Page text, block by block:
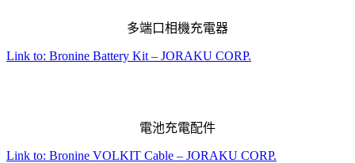
多端口相機充電器
Link to: Bronine Battery Kit – JORAKU CORP.
電池充電配件
Link to: Bronine VOLKIT Cable – JORAKU CORP.